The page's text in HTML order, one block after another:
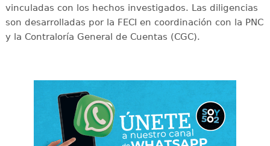
vinculadas con los hechos investigados. Las diligencias
son desarrolladas por la FECI en coordinación con la PNC
y la Contraloría General de Cuentas (CGC).